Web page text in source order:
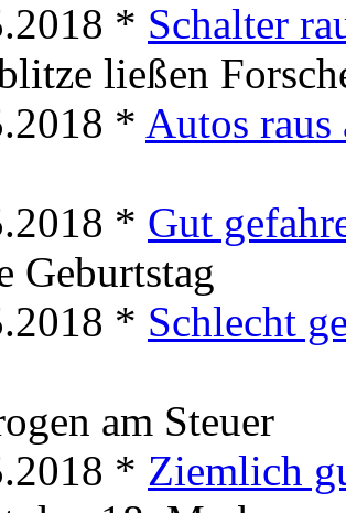
* Schalter
ließen
* Autos raus
* Gut
Geburtstag
* Schlecht
am Steuer
* Ziemlich